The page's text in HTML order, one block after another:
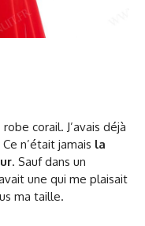
corail. J’avais déjà
n’était jamais la
. Sauf dans un
une qui me plaisait
ma taille.